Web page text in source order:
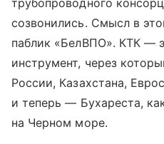
созвонились. Смысл в
паблик «БелВПО». КТК —
инструмент, через
России, Казахстана,
и теперь — Бухареста,
на Черном море.